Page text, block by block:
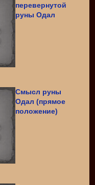
перевернутой
руны Одал
Смысл руны
Одал (прямое
положение)